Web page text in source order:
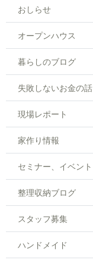
おしらせ
オープンハウス
暮らしのブログ
失敗しないお金の話
現場レポート
家作り情報
セミナー、イベント
整理収納ブログ
スタッフ募集
ハンドメイド